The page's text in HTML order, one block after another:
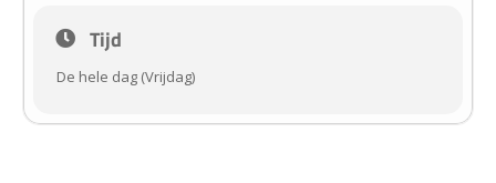
Tijd
De hele dag (Vrijdag)